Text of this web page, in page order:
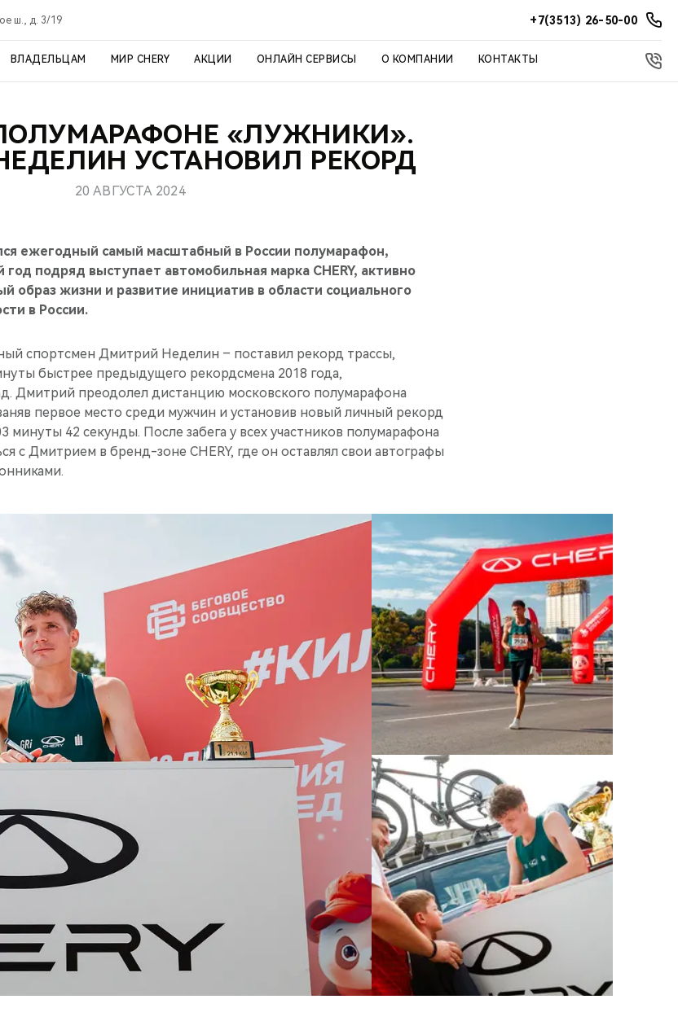
ш., д. 3/19 +7(3513) 26-50-00
ВЛАДЕЛЬЦАМ МИР CHERY АКЦИИ ОНЛАЙН СЕРВИСЫ О КОМПАНИИ КОНТАКТЫ
ПОЛУМАРАФОНЕ «ЛУЖНИКИ».
УСТАНОВИЛ РЕКОРД
20 АВГУСТА 2024
ежегодный самый масштабный в России полумарафон,
подряд выступает автомобильная марка CHERY, активно
образ жизни и развитие инициатив в области социального
в России.
спортсмен Дмитрий Неделин – поставил рекорд трассы,
быстрее предыдущего рекордсмена 2018 года,
Дмитрий преодолел дистанцию московского полумарафона
первое место среди мужчин и установив новый личный рекорд
минуты 42 секунды. После забега у всех участников полумарафона
с Дмитрием в бренд-зоне CHERY, где он оставлял свои автографы